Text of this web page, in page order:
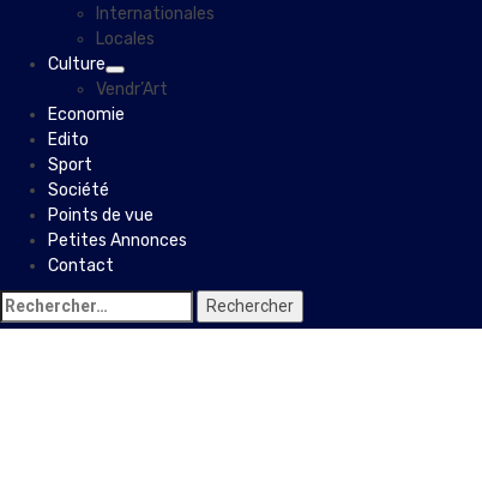
Internationales
Locales
Culture
Vendr’Art
Economie
Edito
Sport
Société
Points de vue
Petites Annonces
Contact
Rechercher :